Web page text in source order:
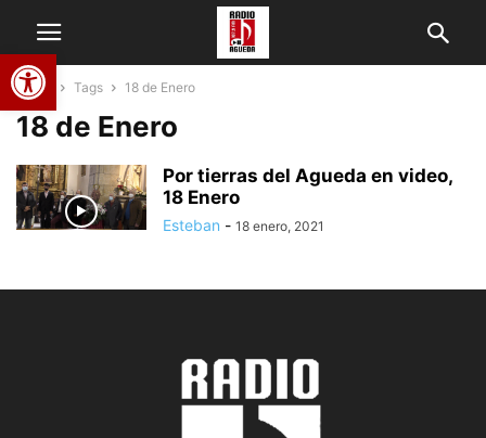
Abrir barra de herramientas
Home Tags 18 de Enero
18 de Enero
Por tierras del Agueda en video,
18 Enero
Esteban - 18 enero, 2021